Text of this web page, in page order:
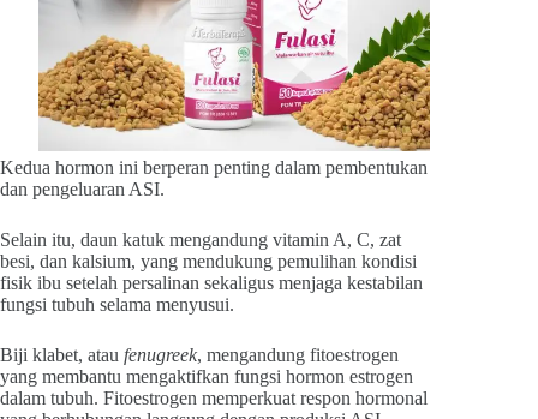
Kedua hormon ini berperan penting dalam pembentukan
dan pengeluaran ASI.
Selain itu, daun katuk mengandung vitamin A, C, zat
besi, dan kalsium, yang mendukung pemulihan kondisi
fisik ibu setelah persalinan sekaligus menjaga kestabilan
fungsi tubuh selama menyusui.
Biji klabet, atau fenugreek, mengandung fitoestrogen
yang membantu mengaktifkan fungsi hormon estrogen
dalam tubuh. Fitoestrogen memperkuat respon hormonal